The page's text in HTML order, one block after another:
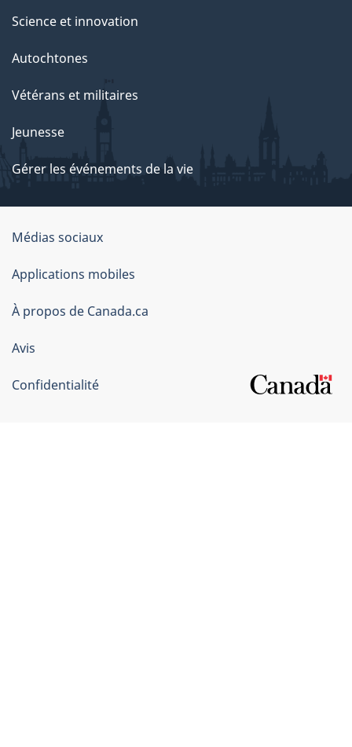
Science et innovation
Autochtones
Vétérans et militaires
Jeunesse
Gérer les événements de la vie
Organisation
du
gouvernement
du
Canada
Médias sociaux
Applications mobiles
À propos de Canada.ca
Avis
Confidentialité